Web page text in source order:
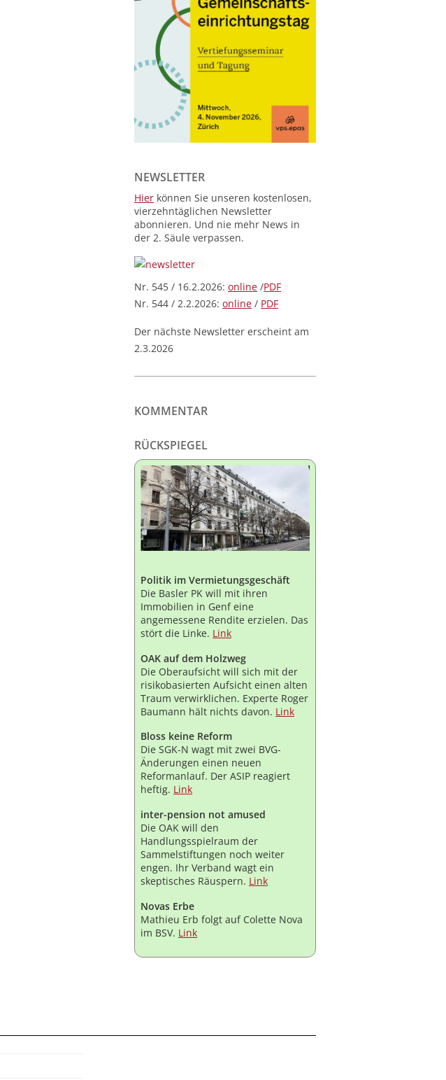
NEWSLETTER
Hier können Sie unseren kostenlosen,
vierzehntäglichen Newsletter
abonnieren. Und nie mehr News in
der 2. Säule verpassen.
Nr. 545 / 16.2.2026: online /PDF
Nr. 544 / 2.2.2026: online / PDF
Der nächste Newsletter erscheint am
2.3.2026
KOMMENTAR
RÜCKSPIEGEL
Politik im Vermietungsgeschäft
Die Basler PK will mit ihren
Immobilien in Genf eine
angemessene Rendite erzielen. Das
stört die Linke. Link
OAK auf dem Holzweg
Die Oberaufsicht will sich mit der
risikobasierten Aufsicht einen alten
Traum verwirklichen. Experte Roger
Baumann hält nichts davon. Link
Bloss keine Reform
Die SGK-N wagt mit zwei BVG-
Änderungen einen neuen
Reformanlauf. Der ASIP reagiert
heftig. Link
inter-pension not amused
Die OAK will den
Handlungsspielraum der
Sammelstiftungen noch weiter
engen. Ihr Verband wagt ein
skeptisches Räuspern. Link
Novas Erbe
Mathieu Erb folgt auf Colette Nova
im BSV. Link